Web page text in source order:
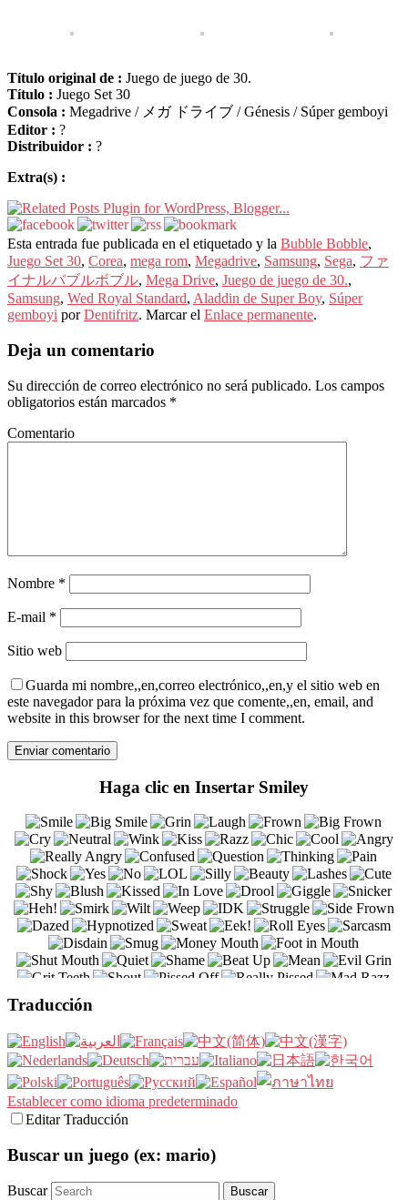
Título original de : Juego de juego de 30.
Título : Juego Set 30
Consola : Megadrive / メガ ドライブ / Génesis / Súper gemboyi
Editor : ?
Distribuidor : ?
Extra(s) :
Esta entrada fue publicada en el etiquetado y la Bubble Bobble,
Juego Set 30, Corea, mega rom, Megadrive, Samsung, Sega, ファ
イナルバブルボブル, Mega Drive, Juego de juego de 30.,
Samsung, Wed Royal Standard, Aladdin de Super Boy, Súper
gemboyi porDentifritz. Marcar el Enlace permanente.
Deja un comentario
Su dirección de correo electrónico no será publicado. Los campos
obligatorios están marcados *
Comentario
Nombre *
E-mail *
Sitio web
Guarda mi nombre,,en,correo electrónico,,en,y el sitio web en
este navegador para la próxima vez que comente,,en, email, and
website in this browser for the next time I comment.
Haga clic en Insertar Smiley
Traducción
Establecer como idioma predeterminado
Editar Traducción
Buscar un juego (ex: mario)
Buscar